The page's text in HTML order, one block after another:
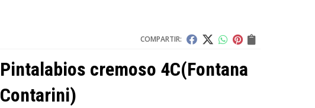
COMPARTIR:
Pintalabios cremoso 4C(Fontana
Contarini)